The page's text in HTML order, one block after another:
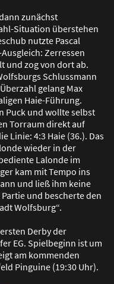
zunächst
Situation überstehen
nutzte Pascal
Zerressen
und zog von dort ab.
Schlussmann
gelang Max
Haie-Führung.
Puck und wollte selbst
Torraum direkt auf
Linie: 4:3 Haie (36.). Das
wieder in der
Lalonde im
kam mit Tempo ins
und ließ ihm keine
und bescherte den
Wolfsburg“.
Derby der
EG. Spielbeginn ist um
am kommenden
Pinguine (19:30 Uhr).